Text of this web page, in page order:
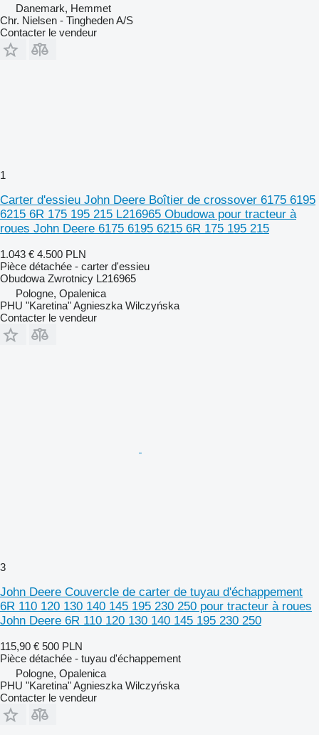
Danemark, Hemmet
Chr. Nielsen - Tingheden A/S
Contacter le vendeur
1
Carter d'essieu John Deere Boîtier de crossover 6175 6195
6215 6R 175 195 215 L216965 Obudowa pour tracteur à
roues John Deere 6175 6195 6215 6R 175 195 215
1.043 € 4.500 PLN
Pièce détachée - carter d'essieu
Obudowa Zwrotnicy L216965
Pologne, Opalenica
PHU "Karetina" Agnieszka Wilczyńska
Contacter le vendeur
3
John Deere Couvercle de carter de tuyau d'échappement
6R 110 120 130 140 145 195 230 250 pour tracteur à roues
John Deere 6R 110 120 130 140 145 195 230 250
115,90 € 500 PLN
Pièce détachée - tuyau d'échappement
Pologne, Opalenica
PHU "Karetina" Agnieszka Wilczyńska
Contacter le vendeur